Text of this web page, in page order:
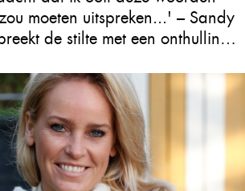
moeten uitspreken...' – Sandy
de stilte met een onthulling